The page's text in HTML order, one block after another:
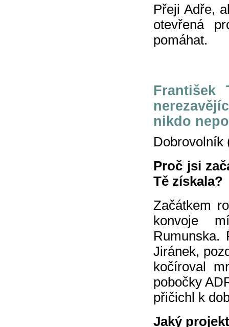
Přeji Adře,
otevřená
pomáhat.
František
nikdo
Dobrovolník
Proč jsi
Tě získala?
Začátkem
konvoje
Rumunska.
Jiránek,
kočíroval
pobočky
přičichl k
Jaký